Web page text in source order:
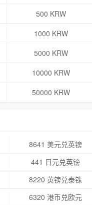
500 KRW
1000 KRW
5000 KRW
10000 KRW
50000 KRW
8641 美元兑英镑
441 日元兑英镑
8220 英镑兑泰铢
6320 港币兑欧元